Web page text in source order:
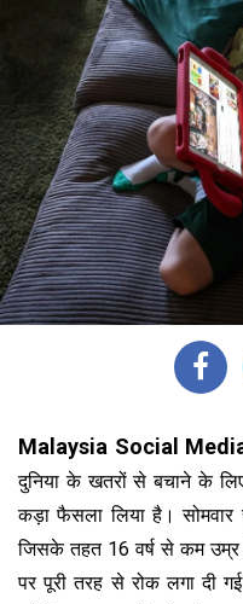
Malaysia Social
दुनिया के खतरों से बचाने के
कड़ा फैसला लिया है।
जिसके तहत 16 वर्ष से कम
पर पूरी तरह से रोक लगा दी